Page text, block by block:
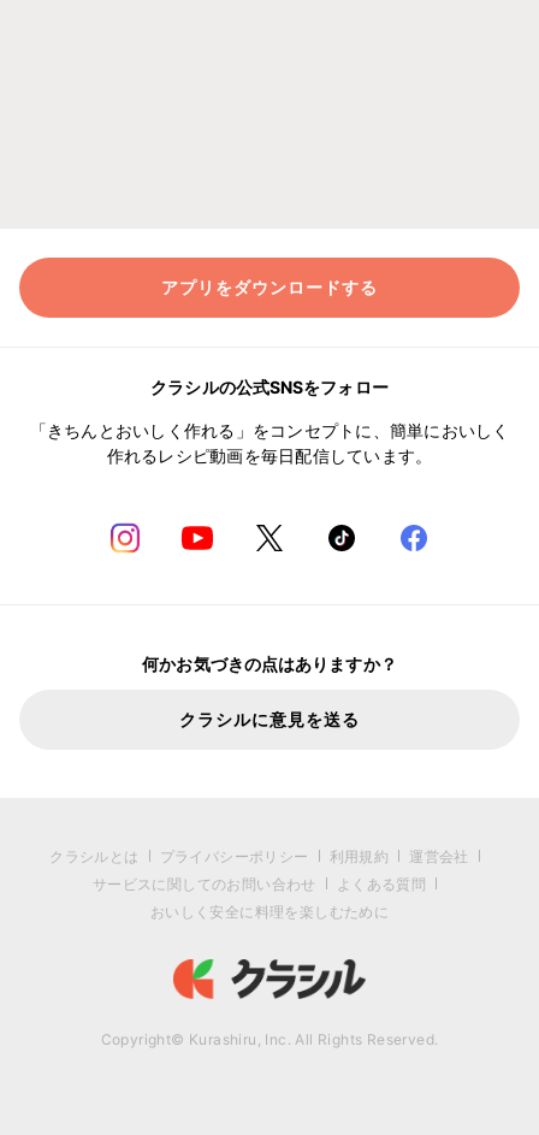
アプリをダウンロードする
クラシルの公式SNSをフォロー
「きちんとおいしく作れる」をコンセプトに、簡単においしく
作れるレシピ動画を毎日配信しています。
何かお気づきの点はありますか？
クラシルに意見を送る
クラシルとは プライバシーポリシー 利用規約
運営会社
サービスに関してのお問い合わせ
よくある質問
おいしく安全に料理を楽しむために
Copyright© Kurashiru, Inc. All Rights Reserved.